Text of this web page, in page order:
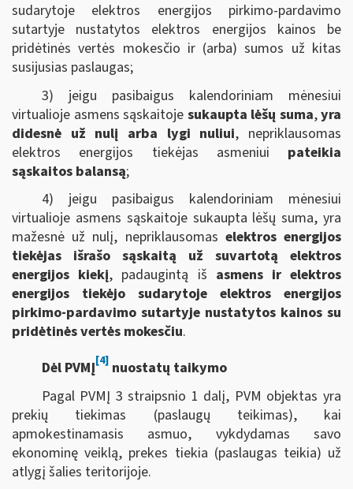
sudarytoje elektros energijos pirkimo-pardavimo
sutartyje nustatytos elektros energijos kainos be
pridėtinės vertės mokesčio ir (arba) sumos už kitas
susijusias paslaugas;
3) jeigu pasibaigus kalendoriniam mėnesiui
virtualioje asmens sąskaitoje sukaupta lėšų suma,yra
didesnė už nulį arba lygi nuliui, nepriklausomas
elektros energijos tiekėjas asmeniui pateikia
sąskaitos balansą;
4) jeigu pasibaigus kalendoriniam mėnesiui
virtualioje asmens sąskaitoje sukaupta lėšų suma, yra
mažesnė už nulį, nepriklausomas elektros energijos
tiekėjas išrašo sąskaitą už suvartotą elektros
energijos kiekį, padaugintą iš asmens ir elektros
energijos tiekėjo sudarytoje elektros energijos
pirkimo-pardavimo sutartyje nustatytos kainos su
pridėtinės vertės mokesčiu.
Dėl PVMĮ[4]nuostatų taikymo
Pagal PVMĮ 3 straipsnio 1 dalį, PVM objektas yra
prekių tiekimas (paslaugų teikimas), kai
apmokestinamasis asmuo, vykdydamas savo
ekonominę veiklą, prekes tiekia (paslaugas teikia) už
atlygį šalies teritorijoje.